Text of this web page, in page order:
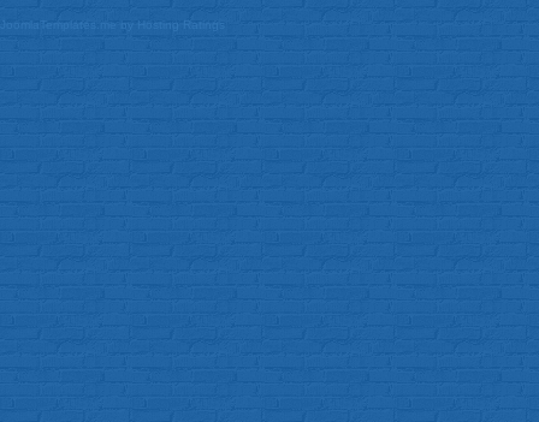
JoomlaTemplates.me by Hosting Ratings